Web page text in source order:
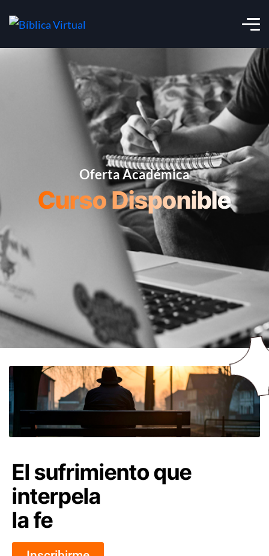
Oferta Académica
Curso Disponible
El sufrimiento que
interpela
la fe